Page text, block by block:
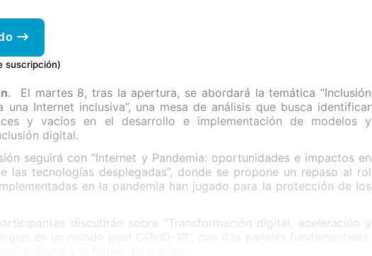
suscripción)
. El martes 8, tras la apertura, se abordará la temática “Inclusión
una Internet inclusiva”, una mesa de análisis que busca identificar
y vacíos en el desarrollo e implementación de modelos y
digital.
seguirá con “Internet y Pandemia: oportunidades e impactos en
las tecnologías desplegadas”, donde se propone un repaso al rol
en la pandemia han jugado para la protección de los
discutirán sobre “Transformación digital, aceleración y